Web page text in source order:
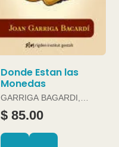
Donde Estan las
Monedas
GARRIGA BAGARDI,
JOAN
$ 85.00